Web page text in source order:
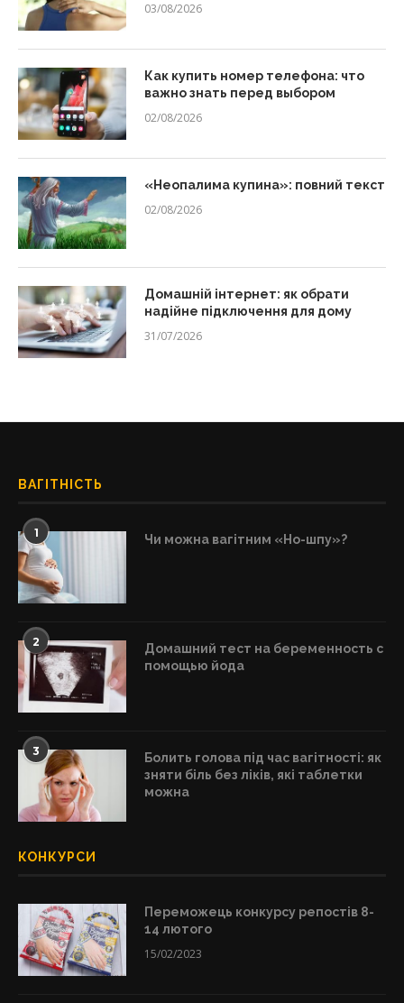
03/08/2026
Как купить номер телефона: что
важно знать перед выбором
02/08/2026
«Неопалима купина»: повний текст
02/08/2026
Домашній інтернет: як обрати
надійне підключення для дому
31/07/2026
ВАГІТНІСТЬ
1 Чи можна вагітним «Но-шпу»?
2
Домашний тест на беременность с
помощью йода
3
Болить голова під час вагітності: як
зняти біль без ліків, які таблетки
можна
КОНКУРСИ
Переможець конкурсу репостів 8-
14 лютого
15/02/2023